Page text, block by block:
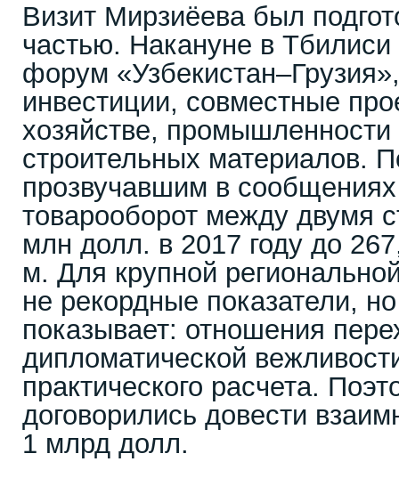
Визит Мирзиёева был
частью. Накануне в Тбилиси
форум
инвестиции, совместные
хозяйстве, промышленности
строительных материалов.
прозвучавшим в
товарооборот между двумя
млн долл. в 2017 году до
м. Для крупной
не рекордные показатели,
показывает: отношения
дипломатической
практического расчета.
договорились довести
1 млрд долл.